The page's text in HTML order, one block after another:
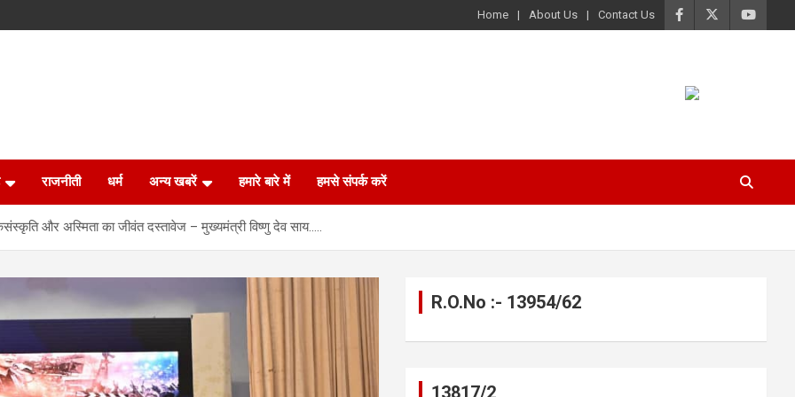
Home About Us Contact Us
राजनीती धर्म अन्य खबरें हमारे बारे में हमसे संपर्क करें
और अस्मिता का जीवंत दस्तावेज – मुख्यमंत्री विष्णु देव साय…..
R.O.No :- 13954/62
13817/2